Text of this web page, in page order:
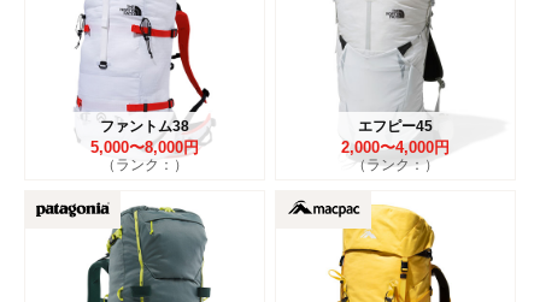
ファントム38
5,000〜8,000円
（ランク：）
エフピー45
2,000〜4,000円
（ランク：）